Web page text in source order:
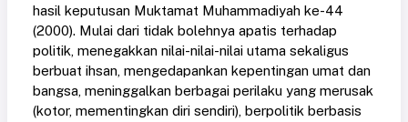
hasil keputusan Muktamat Muhammadiyah ke-44
(2000). Mulai dari tidak bolehnya apatis terhadap
politik, menegakkan nilai-nilai-nilai utama sekaligus
berbuat ihsan, mengedapankan kepentingan umat dan
bangsa, meninggalkan berbagai perilaku yang merusak
(kotor, mementingkan diri sendiri), berpolitik berbasis